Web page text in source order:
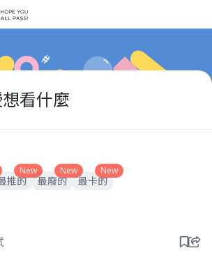
看什麼
New
推的
New
最廢的
New
最卡的